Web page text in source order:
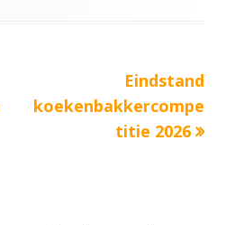
Volgende
bericht:
Eindstand
koekenbakkercompe
titie 2026